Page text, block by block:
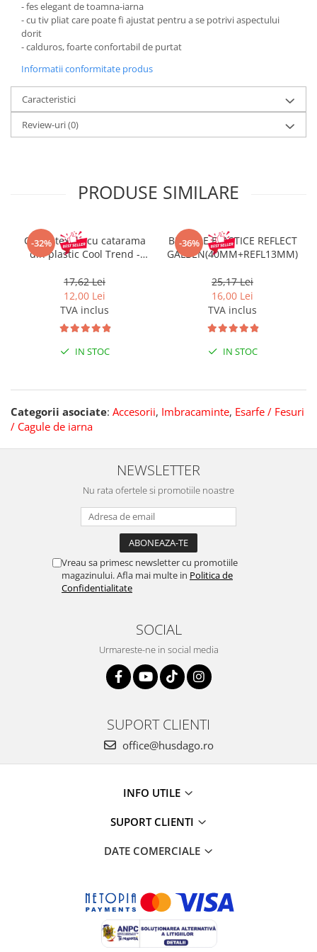
Sorturi
Pentru copii
Pentru femei
Bluze pentru femei
Fleece-uri
Pantaloni de lucru cu pieptar
Tricouri polo
Veste de lucru
- fes elegant de toamna-iarna
- cu tiv pliat care poate fi ajustat pentru a se potrivi aspectului
dorit
- calduros, foarte confortabil de purtat
Informatii conformitate produs
Caracteristici
Review-uri(0)
PRODUSE SIMILARE
-32%
Curea textila cu catarama
din plastic Cool Trend -
17,62 Lei
12,00 Lei
TVA inclus
IN STOC
-36%
BRETELE ELASTICE REFLECT
GALBEN(40MM+REFL13MM)
25,17 Lei
16,00 Lei
TVA inclus
IN STOC
Categorii asociate: Accesorii, Imbracaminte, Esarfe / Fesuri
/ Cagule de iarna
NEWSLETTER
Nu rata ofertele si promotiile noastre
Vreau sa primesc newsletter cu promotiile
magazinului. Afla mai multe in Politica de
Confidentialitate
SOCIAL
Urmareste-ne in social media
SUPORT CLIENTI
office@husdago.ro
INFO UTILE
SUPORT CLIENTI
DATE COMERCIALE